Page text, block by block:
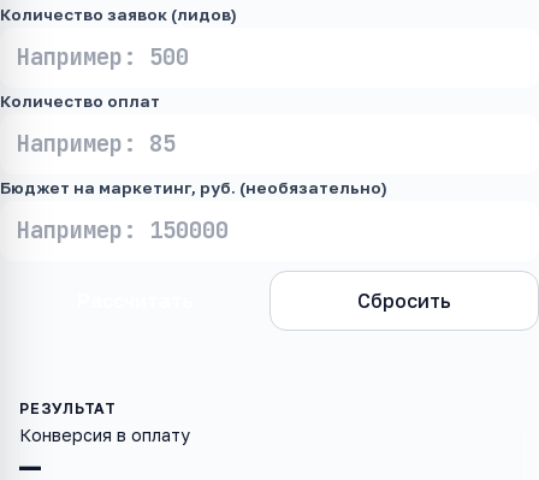
Количество заявок (лидов)
Количество оплат
Бюджет на маркетинг, руб. (необязательно)
Сбросить
—
Конверсия в оплату